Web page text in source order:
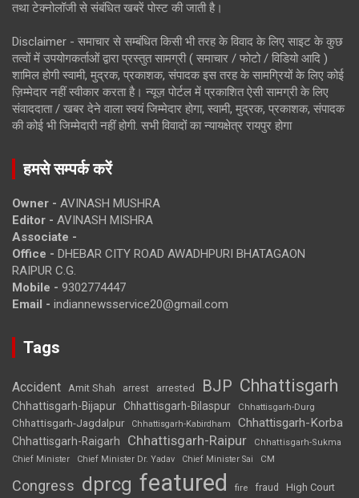
तथा टेक्नोलॉजी से संबंधित खबरें पोस्ट की जाती है।
Disclaimer - समाचार से सम्बंधित किसी भी तरह के विवाद के लिए साइट के कुछ
तत्वों में उपयोगकर्ताओं द्वारा प्रस्तुत सामग्री ( समाचार / फोटो / विडियो आदि )
शामिल होगी स्वामी, मुद्रक, प्रकाशक, संपादक इस तरह के सामग्रियों के लिए कोई
ज़िम्मेदार नहीं स्वीकार करता है। न्यूज़ पोर्टल में प्रकाशित ऐसी सामग्री के लिए
संवाददाता / खबर देने वाला स्वयं जिम्मेदार होगा, स्वामी, मुद्रक, प्रकाशक, संपादक
की कोई भी जिम्मेदारी नहीं होगी. सभी विवादों का न्यायक्षेत्र रायपुर होगा
हमसे सम्पर्क करें
Owner - AVINASH MUSHRA
Editor - AVINASH MISHRA
Associate -
Office - DHEBAR CITY ROAD AWADHPURI BHATAGAON
RAIPUR C.G.
Mobile - 9302774447
Email - indiannewsservice20@gmail.com
Tags
Accident Amit Shah arrest arrested BJP Chhattisgarh
Chhattisgarh-Bijapur Chhattisgarh-Bilaspur Chhattisgarh-Durg
Chhattisgarh-Jagdalpur Chhattisgarh-Kabirdham Chhattisgarh-Korba
Chhattisgarh-Raigarh Chhattisgarh-Raipur
Chhattisgarh-Sukma
Chief Minister
Chief Minister Dr. Yadav Chief Minister Sai CM
Congress dprcg featured fire fraud High Court